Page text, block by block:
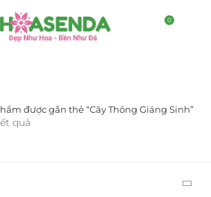
0
được gắn thẻ “Cây Thông Giáng Sinh”
quả